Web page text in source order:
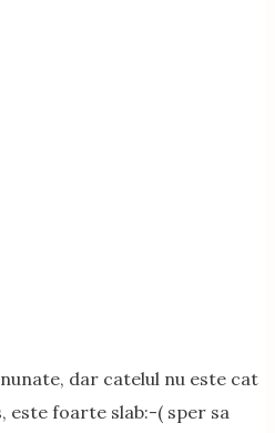
dar catelul nu este cat
este foarte slab:-( sper sa